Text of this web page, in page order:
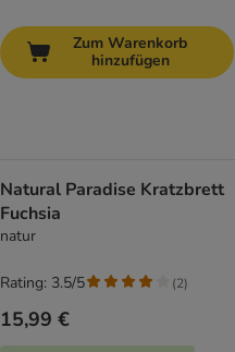
Zum Warenkorb
hinzufügen
Natural Paradise Kratzbrett
Fuchsia
natur
15,99 €
Rating: 3.5/5 (2)